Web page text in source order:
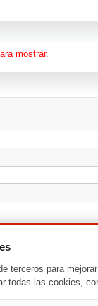
mostrar.
terceros para
todas las cookies,